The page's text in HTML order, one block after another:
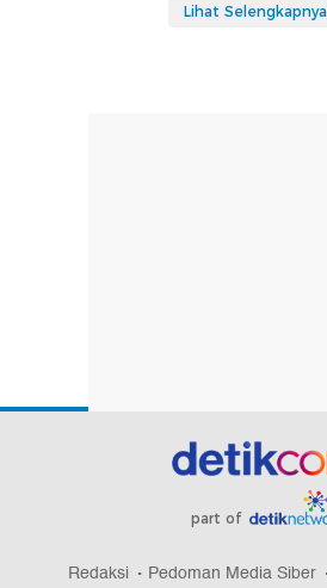
Lihat Selengkapnya
part of
Redaksi Pedoman Media Siber